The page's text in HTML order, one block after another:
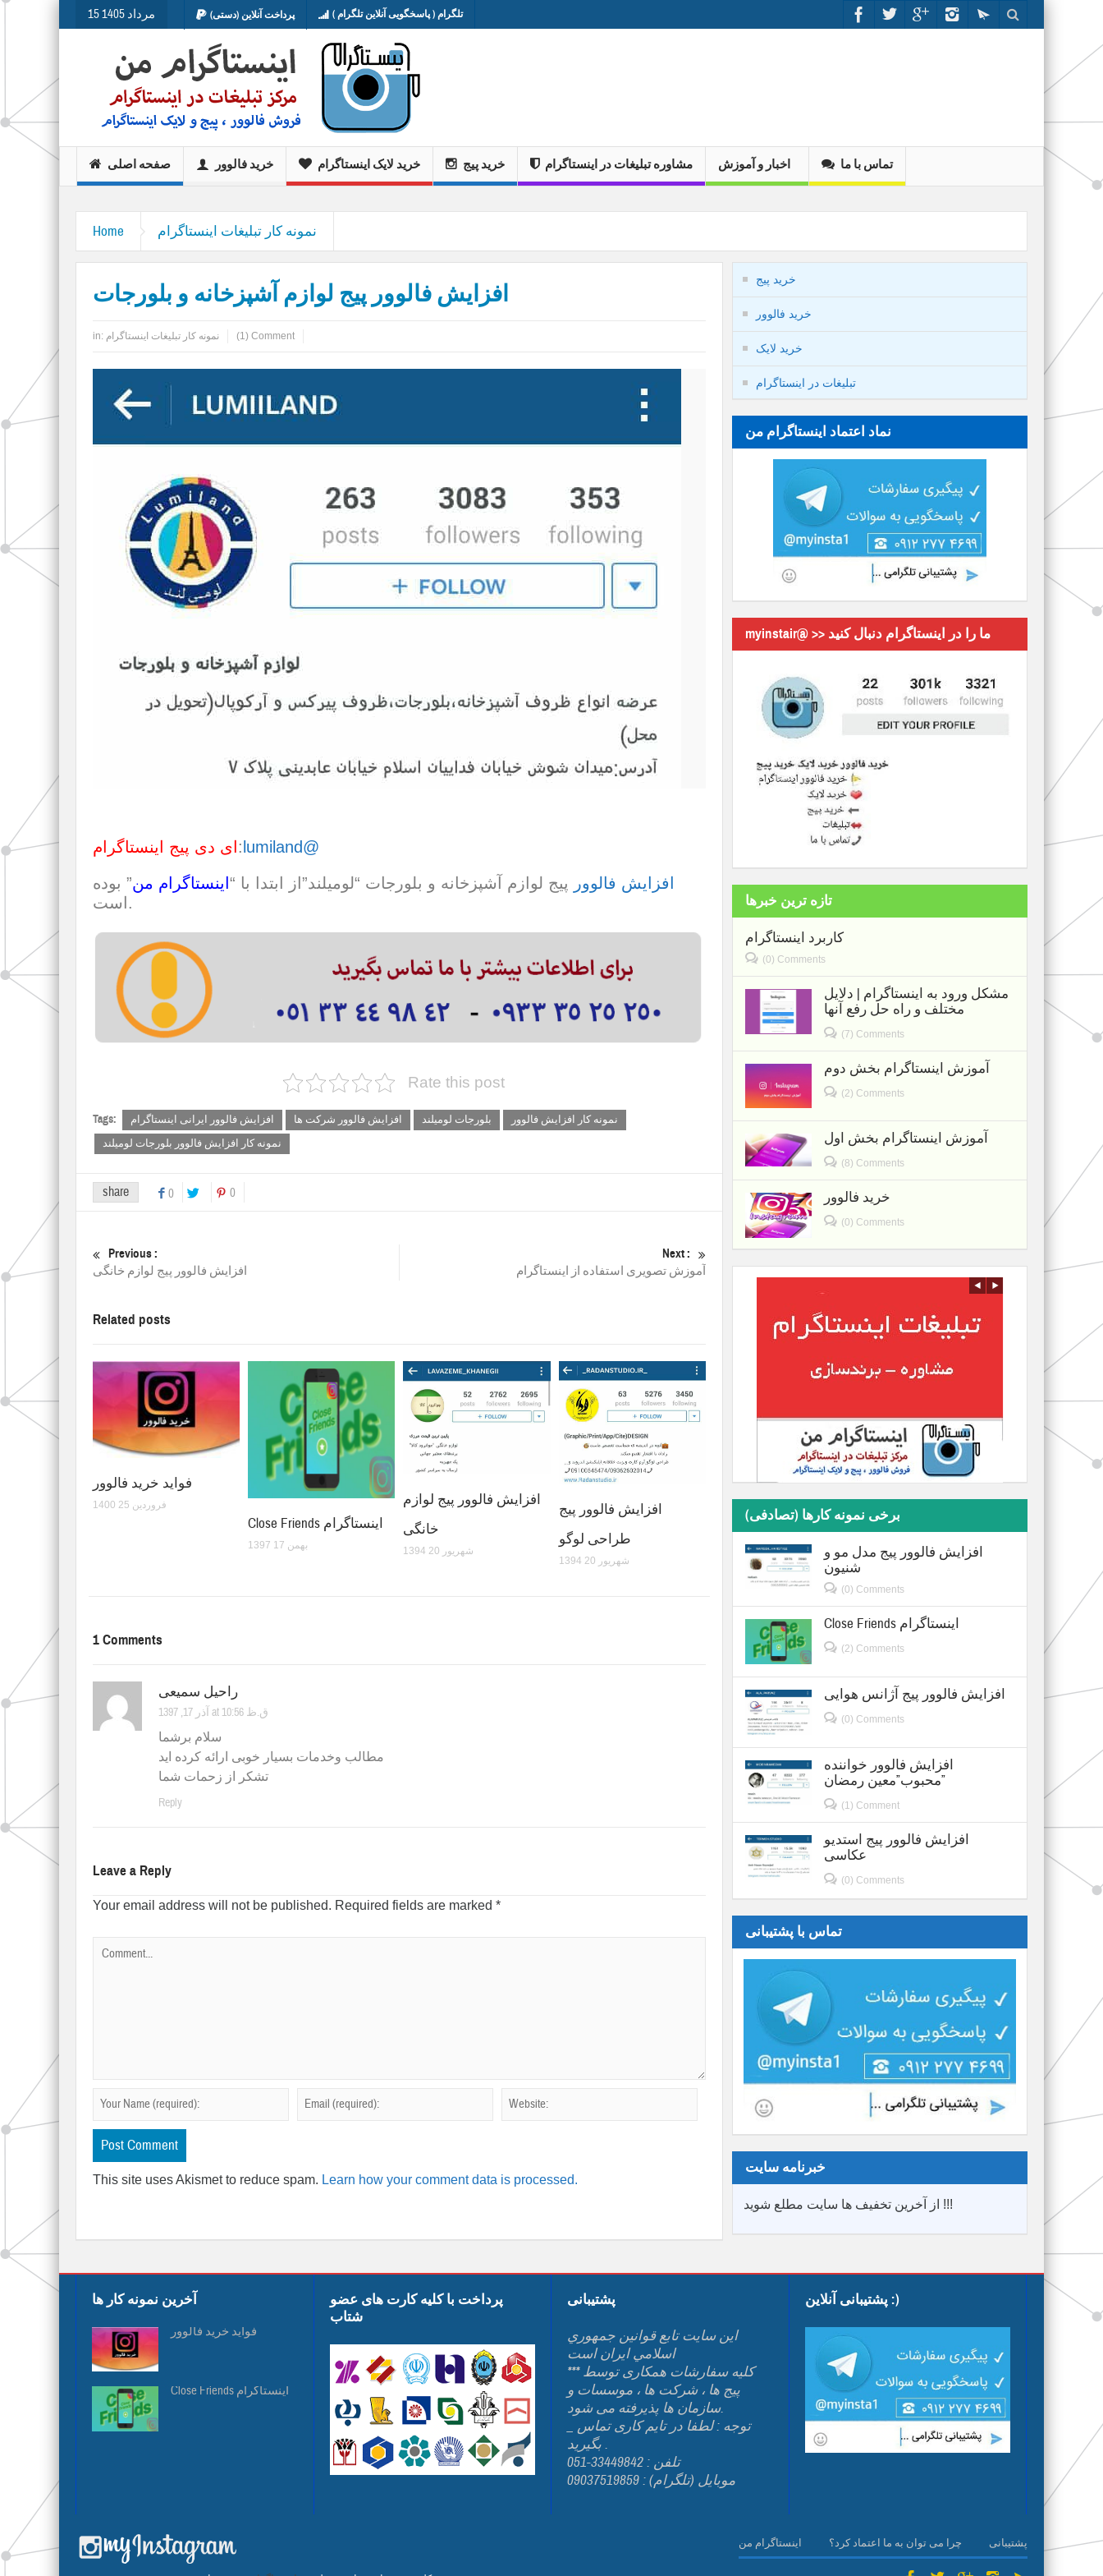
15 مرداد 1405 پرداخت آنلاین (دستی) تلگرام ( پاسخگویی آنلاین تلگرام )
صفحه اصلی خرید فالوور خرید لایک اینستاگرام خرید پیج مشاوره تبلیغات در اینستاگرام اخبار و آموزش تماس با ما
Home نمونه کار تبلیغات اینستاگرام
افزایش فالوور پیج لوازم آشپزخانه و بلورجات
in: نمونه کار تبلیغات اینستاگرام (1) Comment
ای دی پیج اینستاگرام : lumiland@
افزایش فالوور پیج لوازم آشپزخانه و بلورجات “لومیلند”از ابتدا با “ اینستاگرام من” بوده
است.
Rate this post
Tags: افزایش فالوور ایرانی اینستاگرام افزایش فالوور شرکت ها بلورجات لومیلند
نمونه کار افزایش فالوور
نمونه کار افزایش فالوور بلورجات لومیلند
share 0 0
Previous :
افزایش فالوور پیج لوازم خانگی
Next :
آموزش تصویری استفاده از اینستاگرام
Related posts
فواید خرید فالوور
1400 فروردین 25
Close Friends اینستاگرام
1397 بهمن 17
افزایش فالوور پیج لوازم
خانگی
1394 شهریور 20
افزایش فالوور پیج
طراحی لوگو
1394 شهریور 20
1 Comments
راحیل سمیعی
آذر 17, 1397 at 10:56 ق.ظ
سلام برشما
مطالب وخدمات بسیار خوبی ارائه کرده اید
تشکر از زحمات شما
Reply
Leave a Reply
Your email address will not be published. Required fields are marked *
This site uses Akismet to reduce spam. Learn how your comment data is processed.
خرید پیج
خرید فالوور
خرید لایک
تبلیغات در اینستاگرام
نماد اعتماد اینستاگرام من
myinstair@ >> ما را در اینستاگرام دنبال کنید
تازه ترین خبرها
کاربرد اینستاگرام
(0) Comments
مشکل ورود به اینستاگرام | دلایل
مختلف و راه حل رفع آنها
(7) Comments
آموزش اینستاگرام بخش دوم
(2) Comments
آموزش اینستاگرام بخش اول
(8) Comments
خرید فالوور
(0) Comments
برخی نمونه کارها (تصادفی)
افزایش فالوور پیج مدل مو و
شنیون
(0) Comments
Close Friends اینستاگرام
(2) Comments
افزایش فالوور پیج آژانس هوایی
(0) Comments
افزایش فالوور خواننده
محبوب”معین رمضان”
(1) Comment
افزایش فالوور پیج استدیو
عکاسی
(0) Comments
تماس با پشتیبانی
خبرنامه سایت
از آخرین تخفیف ها سایت مطلع شوید !!!
آخرین نمونه کار ها
فواید خرید فالوور
Close Friends اینستاگرام
پرداخت با کلیه کارت های عضو
شتاب
پشتیبانی
اين سايت تابع قوانين جمهوري
اسلامي ايران است
*** کلیه سفارشات همکاری توسط
پیج ها ، شرکت ها ، موسسات و
سازمان ها پذیرفته می شود.
بگیرید .
تلفن : 33449842-051
موبایل (تلگرام) : 09037519859
پشتیبانی آنلاین :)
اینستاگرام من چرا می توان به ما اعتماد کرد؟ پشتیبانی